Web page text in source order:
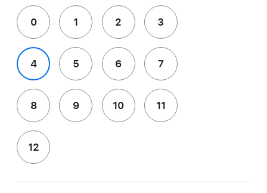
0 1 2 3
4 5 6 7
8 9 10 11
12